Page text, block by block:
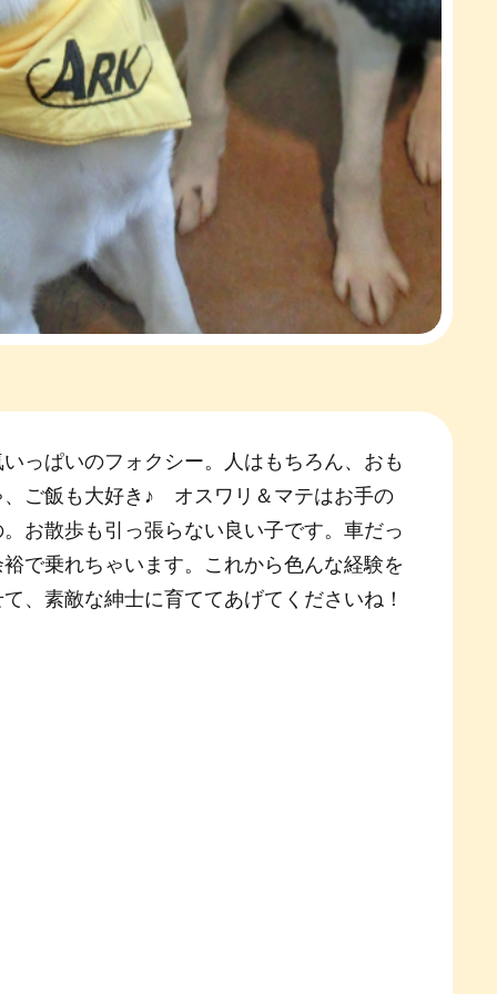
っぱいのフォクシー。人はもちろん、おも
、ご飯も大好き♪ オスワリ＆マテはお手の
お散歩も引っ張らない良い子です。車だっ
で乗れちゃいます。これから色んな経験を
、素敵な紳士に育ててあげてくださいね！